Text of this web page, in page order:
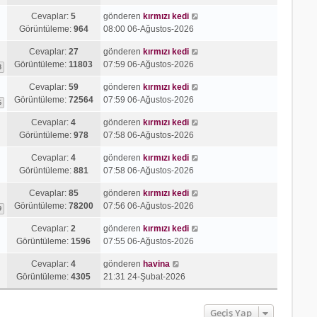
Cevaplar:5
Görüntüleme: 964
gönderen kırmızı kedi
08:00 06-Ağustos-2026
Cevaplar: 27
Görüntüleme:11803
gönderen kırmızı kedi
07:59 06-Ağustos-2026
Cevaplar: 59
Görüntüleme: 72564
gönderen kırmızı kedi
07:59 06-Ağustos-2026
Cevaplar:4
Görüntüleme: 978
gönderen kırmızı kedi
07:58 06-Ağustos-2026
Cevaplar:4
Görüntüleme: 881
gönderen kırmızı kedi
07:58 06-Ağustos-2026
Cevaplar: 85
Görüntüleme: 78200
gönderen kırmızı kedi
07:56 06-Ağustos-2026
Cevaplar:2
Görüntüleme:1596
gönderen kırmızı kedi
07:55 06-Ağustos-2026
Cevaplar:4
Görüntüleme:4305
gönderen havina
21:31 24-Şubat-2026
Geçiş Yap